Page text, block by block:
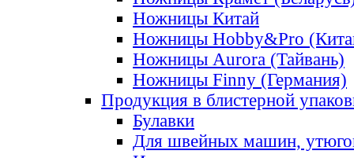
Ножницы Китай
Ножницы Hobby&Pro
Ножницы Aurora (Тайвань)
Ножницы Finny (Германия)
Продукция в блистерной
Булавки
Для швейных машин,